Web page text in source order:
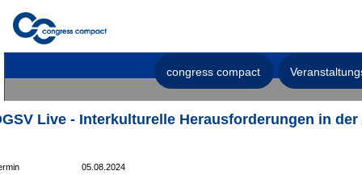
congress compact
Live - Interkulturelle Herausforderungen in der
05.08.2024